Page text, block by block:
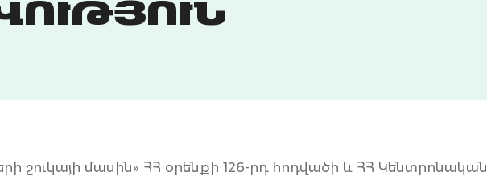
շուկայի մասին» ՀՀ օրենքի 126-րդ հոդվածի և ՀՀ Կենտրոնական